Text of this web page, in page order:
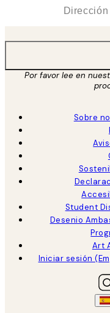
Por favor lee en
Sobre
Student
Desenio
Art
Iniciar sesión